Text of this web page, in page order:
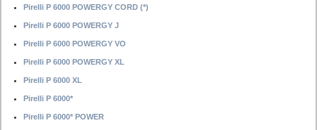
Pirelli P 6000 POWERGY CORD (*)
Pirelli P 6000 POWERGY J
Pirelli P 6000 POWERGY VO
Pirelli P 6000 POWERGY XL
Pirelli P 6000 XL
Pirelli P 6000*
Pirelli P 6000* POWER